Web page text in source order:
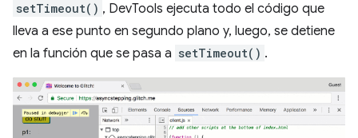
setTimeout() , DevTools ejecuta todo el código que
lleva a ese punto en segundo plano y, luego, se detiene
en la función que se pasa a setTimeout() .